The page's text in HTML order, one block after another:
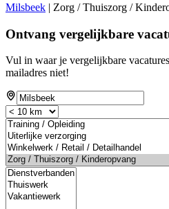
Milsbeek | Zorg / Thuiszorg /
Ontvang vergelijkbare
Vul in waar je vergelijkbare
mailadres niet!